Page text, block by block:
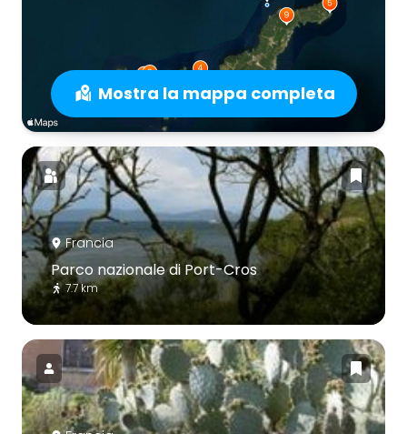
Mostra la mappa completa
Francia
Parco nazionale di Port-Cros
7.7 km